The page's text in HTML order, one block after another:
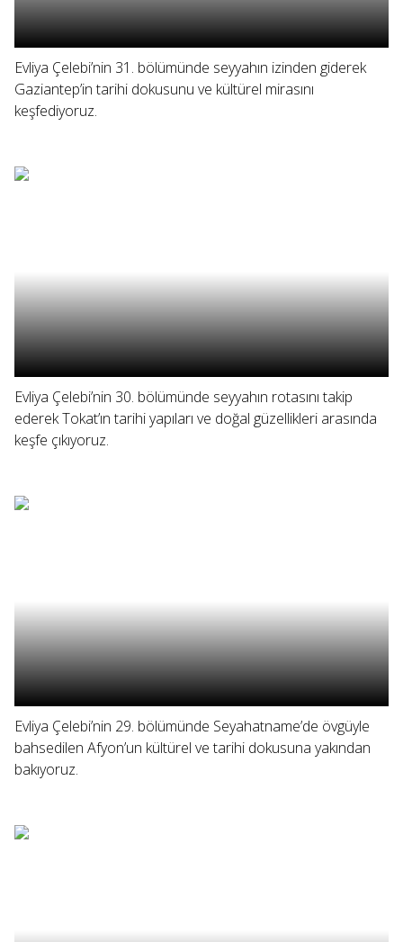
Evliya Çelebi’nin 31. bölümünde seyyahın izinden giderek
Gaziantep’in tarihi dokusunu ve kültürel mirasını
keşfediyoruz.
Evliya Çelebi’nin 30. bölümünde seyyahın rotasını takip
ederek Tokat’ın tarihi yapıları ve doğal güzellikleri arasında
keşfe çıkıyoruz.
Evliya Çelebi’nin 29. bölümünde Seyahatname’de övgüyle
bahsedilen Afyon’un kültürel ve tarihi dokusuna yakından
bakıyoruz.